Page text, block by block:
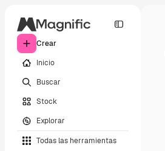
Crear
Inicio
Buscar
Stock
Explorar
Todas las herramientas